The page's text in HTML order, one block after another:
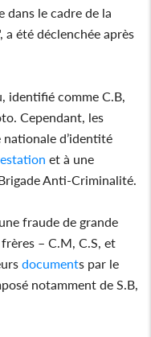
dans le cadre de la
a été déclenchée après
identifié comme C.B,
Cependant, les
d’identité
et à une
Anti-Criminalité.
fraude de grande
– C.M, C.S, et
documents par le
notamment de S.B,